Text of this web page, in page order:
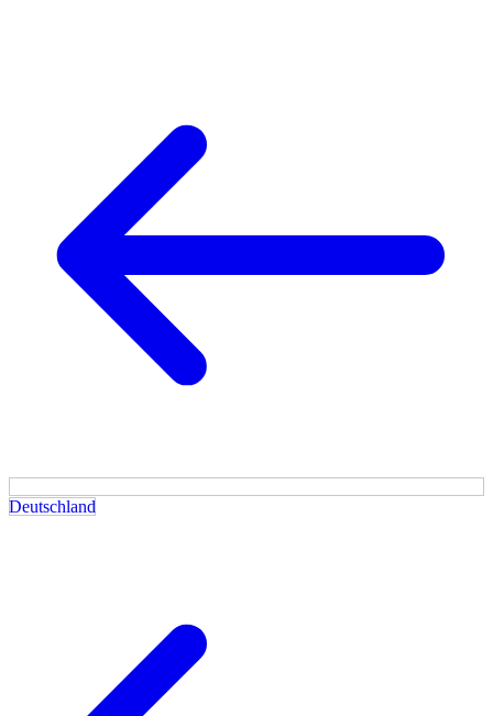
Deutschland